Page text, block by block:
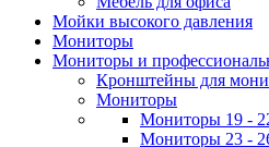
Мойки высокого давления
Мониторы
Мониторы и
Кронштейны для
Мониторы
Мониторы 19 -
Мониторы 23 -